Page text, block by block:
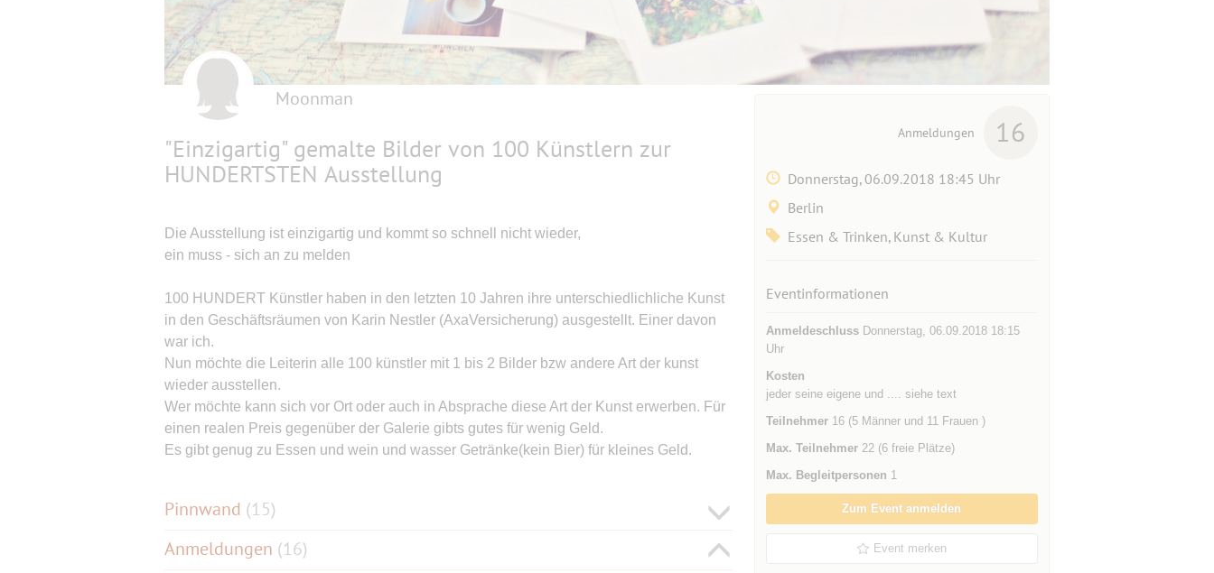
Moonman
"Einzigartig" gemalte Bilder von 100 Künstlern zur
HUNDERTSTEN Ausstellung
Die Ausstellung ist einzigartig und kommt so schnell nicht wieder,
ein muss - sich an zu melden
100 HUNDERT Künstler haben in den letzten 10 Jahren ihre unterschiedlichliche Kunst
in den Geschäftsräumen von Karin Nestler (AxaVersicherung) ausgestellt. Einer davon
war ich.
Nun möchte die Leiterin alle 100 künstler mit 1 bis 2 Bilder bzw andere Art der kunst
wieder ausstellen.
Wer möchte kann sich vor Ort oder auch in Absprache diese Art der Kunst erwerben. Für
einen realen Preis gegenüber der Galerie gibts gutes für wenig Geld.
Es gibt genug zu Essen und wein und wasser Getränke(kein Bier) für kleines Geld.
Pinnwand (15)
Anmeldungen (16)
Anmeldungen 16
Donnerstag, 06.09.2018 18:45 Uhr
Berlin
Essen & Trinken, Kunst & Kultur
Eventinformationen
AnmeldeschlussDonnerstag, 06.09.2018 18:15
Uhr
Kosten
jeder seine eigene und .... siehe text
Teilnehmer16 (5 Männer und 11 Frauen )
Max. Teilnehmer22 (6 freie Plätze)
Max. Begleitpersonen 1
Zum Event anmelden
Event merken